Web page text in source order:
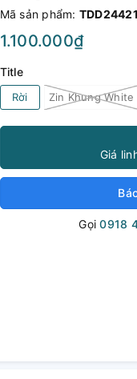
Mã sản phẩm: TDD24421
1.100.000₫
Title
Rời Zin Khung White
Giá
Gọi0918